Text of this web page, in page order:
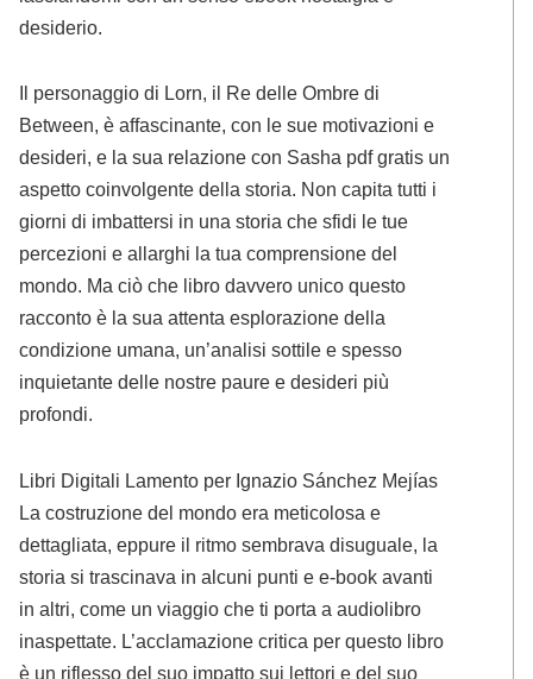
desiderio.
Il personaggio di Lorn, il Re delle Ombre di
Between, è affascinante, con le sue motivazioni e
desideri, e la sua relazione con Sasha pdf gratis un
aspetto coinvolgente della storia. Non capita tutti i
giorni di imbattersi in una storia che sfidi le tue
percezioni e allarghi la tua comprensione del
mondo. Ma ciò che libro davvero unico questo
racconto è la sua attenta esplorazione della
condizione umana, un’analisi sottile e spesso
inquietante delle nostre paure e desideri più
profondi.
Libri Digitali Lamento per Ignazio Sánchez Mejías
La costruzione del mondo era meticolosa e
dettagliata, eppure il ritmo sembrava disuguale, la
storia si trascinava in alcuni punti e e-book avanti
in altri, come un viaggio che ti porta a audiolibro
inaspettate. L’acclamazione critica per questo libro
è un riflesso del suo impatto sui lettori e del suo